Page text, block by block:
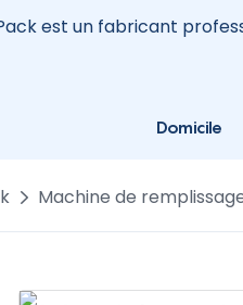
est un fabricant
Domicile
Machine de